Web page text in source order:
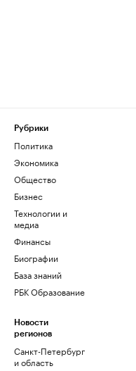
Рубрики
Политика
Экономика
Общество
Бизнес
Технологии и
медиа
Финансы
Биографии
База знаний
РБК Образование
Новости
регионов
Санкт-Петербург
и область